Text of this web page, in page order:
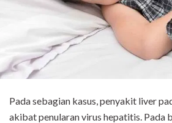
Pada sebagian kasus, penyakit liver
akibat penularan virus hepatitis. Pada